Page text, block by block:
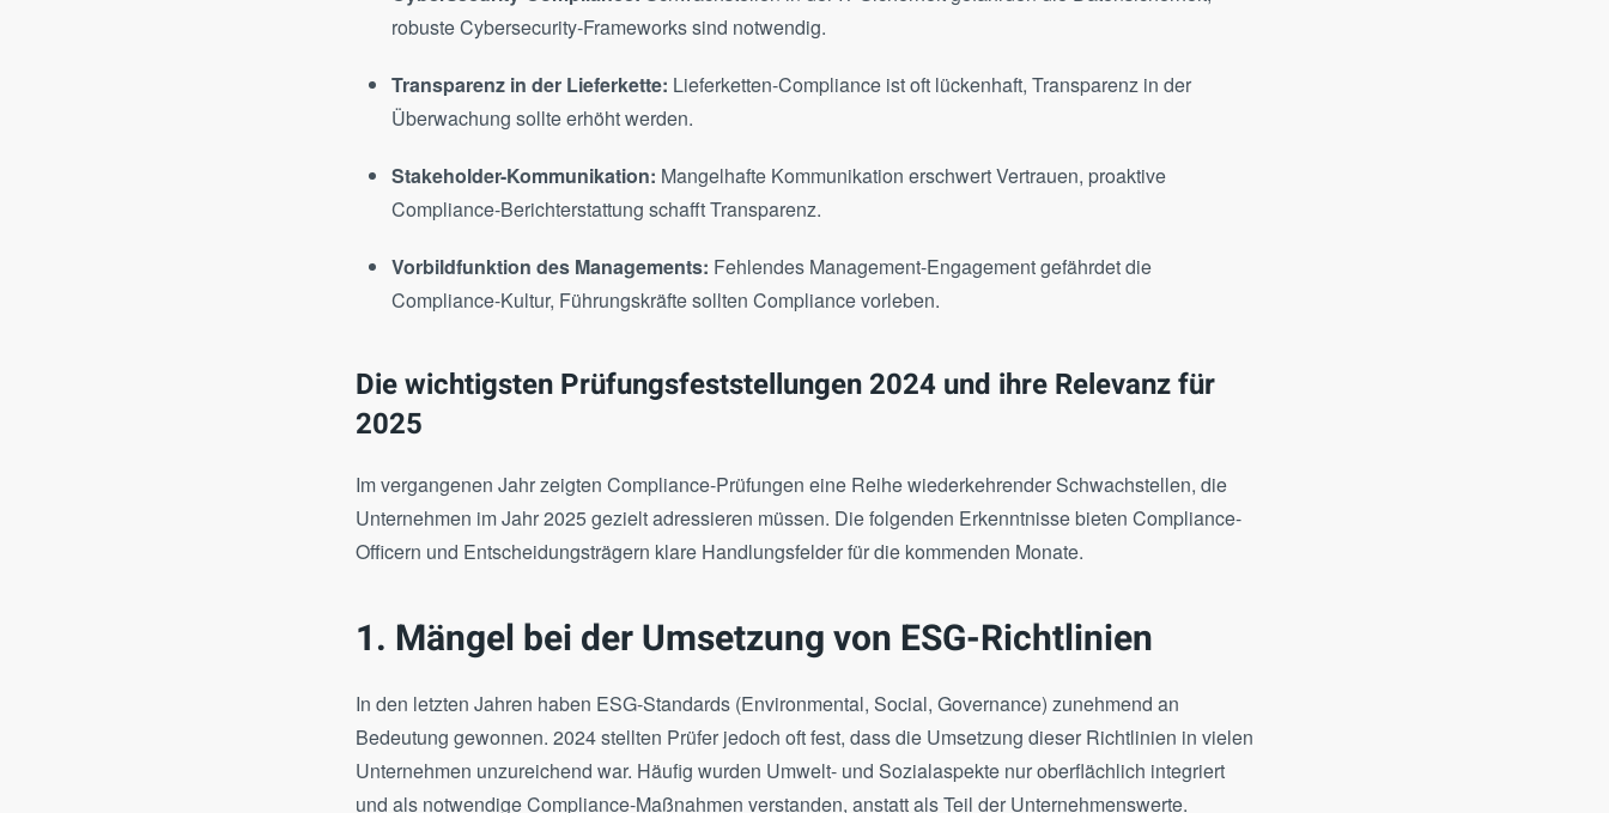
robuste Cybersecurity-Frameworks sind notwendig.
Transparenz in der Lieferkette: Lieferketten-Compliance ist oft lückenhaft, Transparenz in der
Überwachung sollte erhöht werden.
Stakeholder-Kommunikation: Mangelhafte Kommunikation erschwert Vertrauen, proaktive
Compliance-Berichterstattung schafft Transparenz.
Vorbildfunktion des Managements: Fehlendes Management-Engagement gefährdet die
Compliance-Kultur, Führungskräfte sollten Compliance vorleben.
Die wichtigsten Prüfungsfeststellungen 2024 und ihre Relevanz für
2025
Im vergangenen Jahr zeigten Compliance-Prüfungen eine Reihe wiederkehrender Schwachstellen, die
Unternehmen im Jahr 2025 gezielt adressieren müssen. Die folgenden Erkenntnisse bieten Compliance-
Officern und Entscheidungsträgern klare Handlungsfelder für die kommenden Monate.
1. Mängel bei der Umsetzung von ESG-Richtlinien
In den letzten Jahren haben ESG-Standards (Environmental, Social, Governance) zunehmend an
Bedeutung gewonnen. 2024 stellten Prüfer jedoch oft fest, dass die Umsetzung dieser Richtlinien in vielen
Unternehmen unzureichend war. Häufig wurden Umwelt- und Sozialaspekte nur oberflächlich integriert
und als notwendige Compliance-Maßnahmen verstanden, anstatt als Teil der Unternehmenswerte.